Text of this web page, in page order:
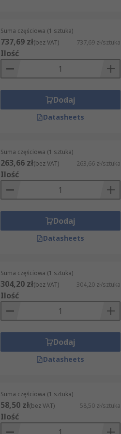
Suma częściowa (1 sztuka)
737,69 zł(bez VAT) 737,69 zł/sztuka
Ilość
Dodaj
Datasheets
Suma częściowa (1 sztuka)
263,66 zł(bez VAT) 263,66 zł/sztuka
Ilość
Dodaj
Datasheets
Suma częściowa (1 sztuka)
304,20 zł(bez VAT) 304,20 zł/sztuka
Ilość
Dodaj
Datasheets
Suma częściowa (1 sztuka)
58,50 zł(bez VAT) 58,50 zł/sztuka
Ilość